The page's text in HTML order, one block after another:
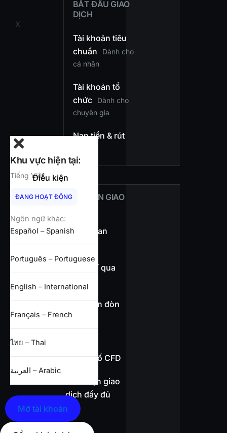
X
BẮT ĐẦU GIAO
DỊCH
Tài khoản tiêu
chuẩn
Dành cho
cá nhân
Tài khoản tổ
chức
Dành cho
chuyên gia
Nạp tiền & rút
Điều kiện
ĐIỀU KIỆN GIAO
Tổng quan
spread
Miễn phí qua
Thông tin đòn
bẩy
Thông số CFD
Điều kiện giao
dịch đầy đủ
Khu vực hiện tại:
Tiếng Việt
ĐANG HOẠT ĐỘNG
Ngôn ngữ khác:
Español – Spanish
Português – Portuguese
English – International
Français – French
ไทย – Thai
العربية – Arabic
Mở tài khoản